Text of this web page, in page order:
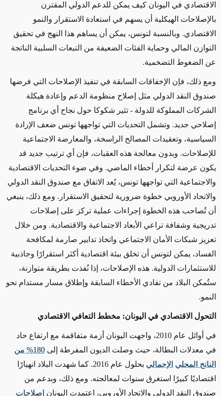
الاقتصادي في اليونان كيف يمكن للدعم الدولي المقترن
بالإصلاحات الهيكلية أن يسهم في استعادة الاستقرار والنمو
الاقتصادي. وبالنسبة لتونس، يمكن أن يساهم هذا النهج في تحقيق
التوازن المالي وحماية الفئات الضعيفة من التبعات السلبية الناتجة
عن الضغوط التضخمية.
ومع ذلك، فإن الإخفاقات السابقة في تنفيذ الإصلاحات التي فرضها
صندوق النقد الدولي مثل إصلاح منظومة الدعم وإعادة هيكلة
الشركات المملوكة للدولة - تثير شكوكا حول نجاح أي برنامج
إصلاحي جديد. وتشمل التحديات التي تواجهها تونس ضعف الإرادة
السياسية، وتعقيدات المصالح الراسخة، والمعارضة الاجتماعية
للإصلاحات. وبدون معالجة هذه العقبات، فإن أي ترتيب جديد قد
يكون عرضة لتكرار أخطاء الماضي. وفي ضوء التحديات الاقتصادية
والاجتماعية التي تواجهها تونس، يُعد الاتفاق مع صندوق النقد الدولي
والاتحاد الأوروبي خطوة ضرورية لتحقيق الاستقرار. ومع ذلك، ينبغي
أن تُصاحب هذه الخطوة إجراءات عملية تركز على إصلاحات
تدريجية وشفافة تراعي الأبعاد الاجتماعية والاقتصادية. ومن خلال
تعزيز شبكات الأمان الاجتماعي واتخاذ تدابير صارمة لمكافحة
الفساد، يمكن لتونس أن تخلق بيئة اقتصادية أكثر استقرارًا وجاذبية
للاستثمارات الدولية. هذه الإصلاحات، إذا نُفذت بطريقة متوازنة،
ستُمكن البلاد من تفادي الأخطاء السابقة وإطلاق مسار مستدام نحو
النمو.
التحول الاقتصادي في اليونان: مخطط التعافي الاقتصادي
في أوائل عام 2010، واجهت اليونان أزمة متفاقمة مع ارتفاع حاد
في معدلات البطالة، حيث وصلت الديون المفرطة إلى
180% من
الناتج المحلي الإجمالي
بحلول عام 2016. كما شهدت البلاد انهيارًا
اقتصاديًا كبيرًا استغرق سنوات لمعالجته. ومع ذلك، وبدعم من
صندوق النقد الدولي والاتحاد الأوروبي، اعتمدت اليونان إصلاحات